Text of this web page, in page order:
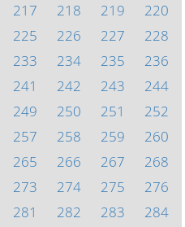
217 218 219
220
225 226 227
228
233 234 235
236
241 242 243
244
249 250 251
252
257 258 259
260
265 266 267
268
273 274 275
276
281 282 283
284